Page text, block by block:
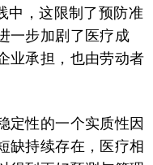
中，这限制了预防准
一步加剧了医疗成
业承担，也由劳动者
定性的一个实质性因
缺持续存在，医疗相